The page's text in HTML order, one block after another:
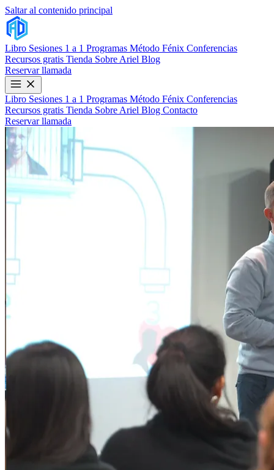
Saltar al contenido principal
Libro Sesiones 1 a 1 Programas Método Fénix Conferencias
Recursos gratis Tienda Sobre Ariel Blog
Reservar llamada
Libro Sesiones 1 a 1 Programas Método Fénix Conferencias
Recursos gratis Tienda Sobre Ariel Blog Contacto
Reservar llamada